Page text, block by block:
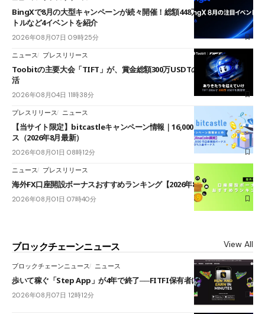
BingXで8月の大型キャンペーンが続々開催！総額448万USDT超のAIバ
トルなど4イベントを紹介
2026年08月07日 09時25分
ニュース プレスリリース
Toobitの主要大会「TIFT」が、賞金総額300万USDTのレースとして復
活
2026年08月04日 11時38分
プレスリリース ニュース
【当サイト限定】bitcastleキャンペーン情報｜16,000円口座開設ボーナ
ス（2026年8月最新）
2026年08月01日 08時12分
ニュース プレスリリース
海外FX口座開設ボーナスおすすめランキング【2026年8月最新】
2026年08月01日 07時40分
ブロックチェーンニュース View All
ブロックチェーンニュース ニュース
歩いて稼ぐ「Step App」が4年で終了──FITFI保有者に対応呼びかけ
2026年08月07日 12時12分